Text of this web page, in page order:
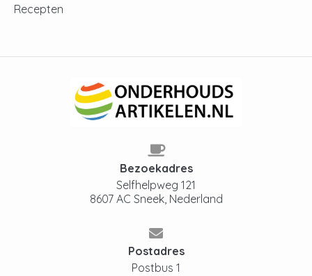
Recepten
Bezoekadres
Selfhelpweg 121
8607 AC Sneek, Nederland
Postadres
Postbus 1